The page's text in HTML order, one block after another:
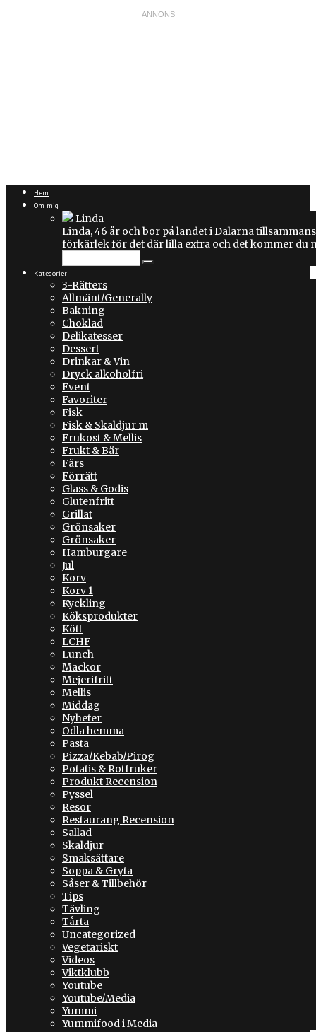
Hem
Om mig
Linda
Linda, 46 år och bor på landet i Dalarna
förkärlek för det där lilla extra och det kommer du
Kategorier
3-Rätters
Allmänt/Generally
Bakning
Choklad
Delikatesser
Dessert
Drinkar & Vin
Dryck alkoholfri
Event
Favoriter
Fisk
Fisk & Skaldjur m
Frukost & Mellis
Frukt & Bär
Färs
Förrätt
Glass & Godis
Glutenfritt
Grillat
Grönsaker
Grönsaker
Hamburgare
Jul
Korv
Korv 1
Kyckling
Köksprodukter
Kött
LCHF
Lunch
Mackor
Mejerifritt
Mellis
Middag
Nyheter
Odla hemma
Pasta
Pizza/Kebab/Pirog
Potatis & Rotfruker
Produkt Recension
Pyssel
Resor
Restaurang Recension
Sallad
Skaldjur
Smaksättare
Soppa & Gryta
Såser & Tillbehör
Tips
Tävling
Tårta
Uncategorized
Vegetariskt
Videos
Viktklubb
Youtube
Youtube/Media
Yummi
Yummifood i Media